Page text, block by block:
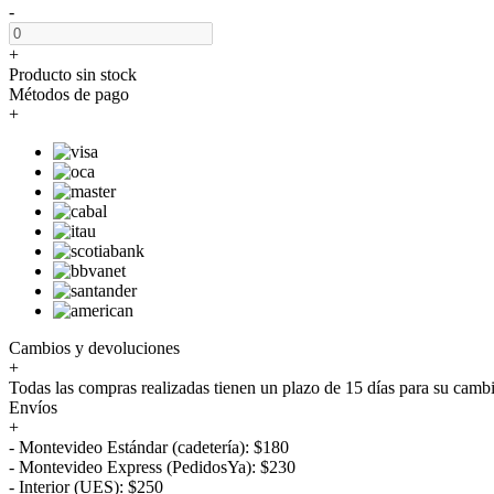
-
+
Producto sin stock
Métodos de pago
+
Cambios y devoluciones
+
Todas las compras realizadas tienen un plazo de 15 días para su
Envíos
+
- Montevideo Estándar (cadetería): $180
- Montevideo Express (PedidosYa): $230
- Interior (UES): $250